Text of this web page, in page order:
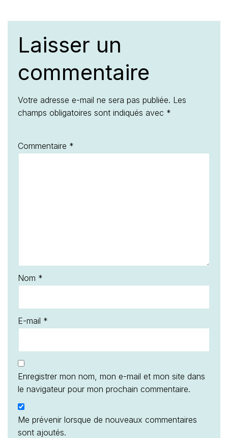
Laisser un
commentaire
Votre adresse e-mail ne sera pas publiée. Les
champs obligatoires sont indiqués avec *
Commentaire *
Nom *
E-mail *
Enregistrer mon nom, mon e-mail et mon site dans
le navigateur pour mon prochain commentaire.
Me prévenir lorsque de nouveaux commentaires
sont ajoutés.